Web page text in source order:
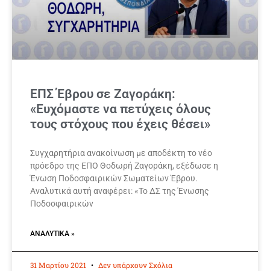
ΕΠΣ Έβρου σε Ζαγοράκη:
«Ευχόμαστε να πετύχεις όλους
τους στόχους που έχεις θέσει»
Συγχαρητήρια ανακοίνωση με αποδέκτη το νέο
πρόεδρο της ΕΠΟ Θοδωρή Ζαγοράκη, εξέδωσε η
Ένωση Ποδοσφαιρικών Σωματείων Έβρου.
Αναλυτικά αυτή αναφέρει: «Το ΔΣ της Ένωσης
Ποδοσφαιρικών
ΑΝΑΛΥΤΙΚΆ »
31 Μαρτίου 2021 Δεν υπάρχουν Σχόλια